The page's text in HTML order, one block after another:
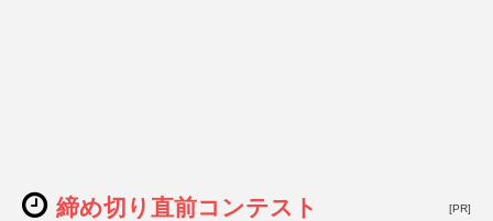
締め切り直前コンテスト [PR]